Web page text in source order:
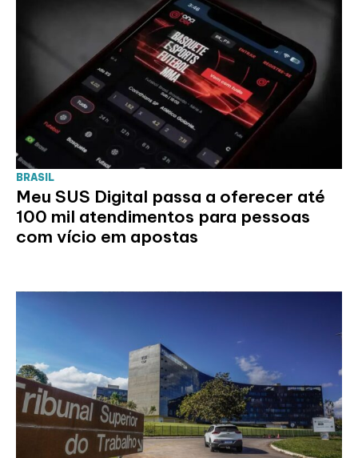
BRASIL
Meu SUS Digital passa a oferecer até
100 mil atendimentos para pessoas
com vício em apostas